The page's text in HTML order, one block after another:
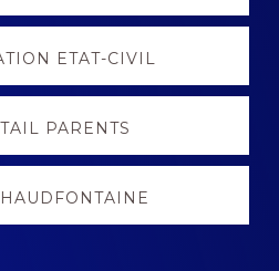
ETAT-CIVIL
PARENTS